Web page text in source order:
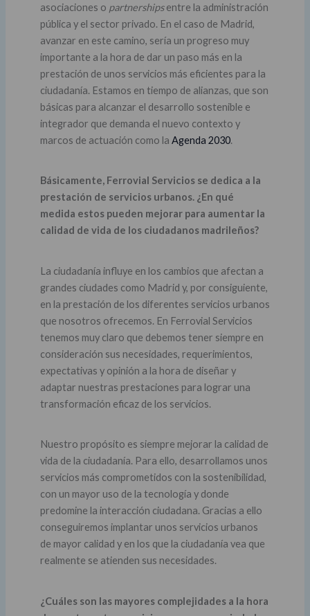
asociaciones o partnershipsentre la administración
pública y el sector privado. En el caso de Madrid,
avanzar en este camino, sería un progreso muy
importante a la hora de dar un paso más en la
prestación de unos servicios más eficientes para la
ciudadanía. Estamos en tiempo de alianzas, que son
básicas para alcanzar el desarrollo sostenible e
integrador que demanda el nuevo contexto y
marcos de actuación como la Agenda 2030.
Básicamente, Ferrovial Servicios se dedica a la
prestación de servicios urbanos. ¿En qué
medida estos pueden mejorar para aumentar la
calidad de vida de los ciudadanos madrileños?
La ciudadanía influye en los cambios que afectan a
grandes ciudades como Madrid y, por consiguiente,
en la prestación de los diferentes servicios urbanos
que nosotros ofrecemos. En Ferrovial Servicios
tenemos muy claro que debemos tener siempre en
consideración sus necesidades, requerimientos,
expectativas y opinión a la hora de diseñar y
adaptar nuestras prestaciones para lograr una
transformación eficaz de los servicios.
Nuestro propósito es siempre mejorar la calidad de
vida de la ciudadanía. Para ello, desarrollamos unos
servicios más comprometidos con la sostenibilidad,
con un mayor uso de la tecnología y donde
predomine la interacción ciudadana. Gracias a ello
conseguiremos implantar unos servicios urbanos
de mayor calidad y en los que la ciudadanía vea que
realmente se atienden sus necesidades.
¿Cuáles son las mayores complejidades a la hora